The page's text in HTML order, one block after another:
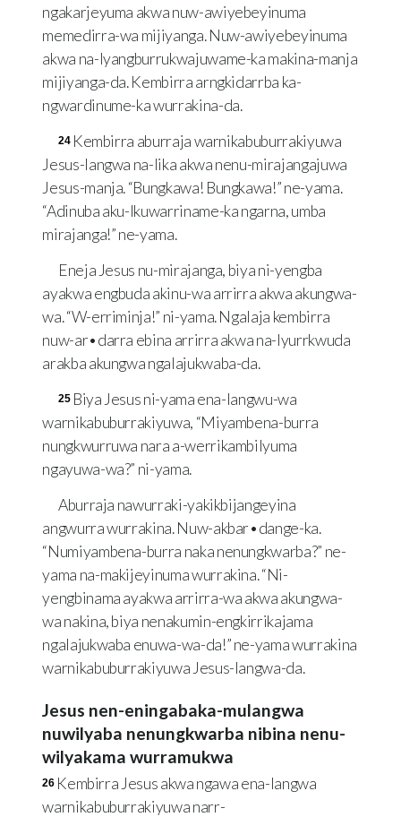
ngakarjeyuma akwa nuw-awiyebeyinuma
memedirra-wa mijiyanga. Nuw-awiyebeyinuma
akwa na-lyangburrukwajuwame-ka makina-manja
mijiyanga-da. Kembirra arngkidarrba ka-
ngwardinume-ka wurrakina-da.
24 Kembirra aburraja warnikabuburrakiyuwa
Jesus-langwa na-lika akwa nenu-mirajangajuwa
Jesus-manja. “Bungkawa! Bungkawa!” ne-yama.
“Adinuba aku-lkuwarriname-ka ngarna, umba
mirajanga!” ne-yama.
Eneja Jesus nu-mirajanga, biya ni-yengba
ayakwa engbuda akinu-wa arrirra akwa akungwa-
wa. “W-erriminja!” ni-yama. Ngalaja kembirra
nuw-ar•darra ebina arrirra akwa na-lyurrkwuda
arakba akungwa ngalajukwaba-da.
25 Biya Jesus ni-yama ena-langwu-wa
warnikabuburrakiyuwa, “Miyambena-burra
nungkwurruwa nara a-werrikambilyuma
ngayuwa-wa?” ni-yama.
Aburraja nawurraki-yakikbijangeyina
angwurra wurrakina. Nuw-akbar•dange-ka.
“Numiyambena-burra naka nenungkwarba?” ne-
yama na-makijeyinuma wurrakina. “Ni-
yengbinama ayakwa arrirra-wa akwa akungwa-
wa nakina, biya nenakumin-engkirrikajama
ngalajukwaba enuwa-wa-da!” ne-yama wurrakina
warnikabuburrakiyuwa Jesus-langwa-da.
Jesus nen-eningabaka-mulangwa
nuwilyaba nenungkwarba nibina nenu-
wilyakama wurramukwa
26 Kembirra Jesus akwa ngawa ena-langwa
warnikabuburrakiyuwa narr-